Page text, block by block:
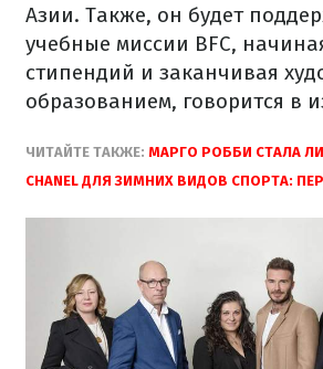
Азии. Также, он будет
учебные миссии BFC,
стипендий и заканчивая
образованием, говорится в
ЧИТАЙТЕ ТАКЖЕ: МАРГО РОББИ СТАЛА
CHANEL ДЛЯ ЗИМНИХ ВИДОВ СПОРТА: